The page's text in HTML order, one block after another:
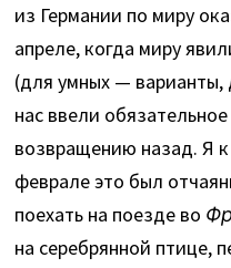
из Германии по миру
апреле, когда миру
(для умных — варианты,
нас ввели
возвращению назад. Я к
феврале это был
поехать на поезде во
на серебрянной птице,